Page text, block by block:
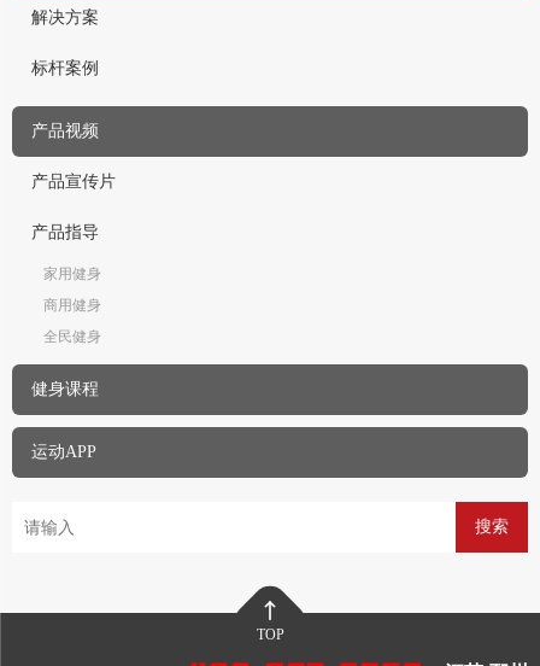
解决方案
标杆案例
产品视频
产品宣传片
产品指导
家用健身
商用健身
全民健身
健身课程
运动APP
搜索
TOP